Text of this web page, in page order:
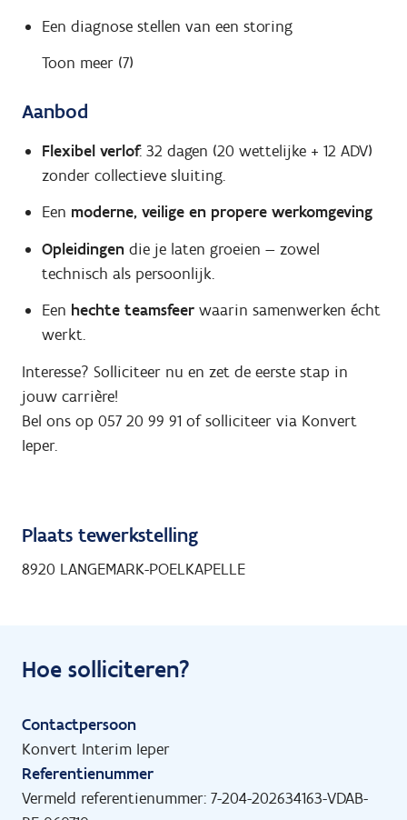
Een diagnose stellen van een storing
Toon meer (7)
Aanbod
Flexibel verlof: 32 dagen (20 wettelijke + 12 ADV)
zonder collectieve sluiting.
Een moderne, veilige en propere werkomgeving
Opleidingendie je laten groeien — zowel
technisch als persoonlijk.
Een hechte teamsfeerwaarin samenwerken écht
werkt.
Interesse? Solliciteer nu en zet de eerste stap in
jouw carrière!
Bel ons op 057 20 99 91 of solliciteer via Konvert
Ieper.
Plaats tewerkstelling
8920 LANGEMARK-POELKAPELLE
Hoe solliciteren?
Contactpersoon
Konvert Interim Ieper
Referentienummer
Vermeld referentienummer: 7-204-202634163-VDAB-